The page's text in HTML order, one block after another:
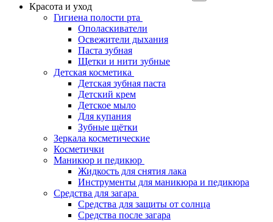
Красота и уход
Гигиена полости рта
Ополаскиватели
Освежители дыхания
Паста зубная
Щетки и нити зубные
Детская косметика
Детская зубная паста
Детский крем
Детское мыло
Для купания
Зубные щётки
Зеркала косметические
Косметички
Маникюр и педикюр
Жидкость для снятия лака
Инструменты для маникюра и педикюра
Средства для загара
Средства для защиты от солнца
Средства после загара